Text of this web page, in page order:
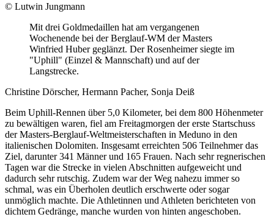
© Lutwin Jungmann
Mit drei Goldmedaillen hat am vergangenen
Wochenende bei der Berglauf-WM der Masters
Winfried Huber geglänzt. Der Rosenheimer siegte im
"Uphill" (Einzel & Mannschaft) und auf der
Langstrecke.
Christine Dörscher, Hermann Pacher, Sonja Deiß
Beim Uphill-Rennen über 5,0 Kilometer, bei dem 800 Höhenmeter
zu bewältigen waren, fiel am Freitagmorgen der erste Startschuss
der Masters-Berglauf-Weltmeisterschaften in Meduno in den
italienischen Dolomiten. Insgesamt erreichten 506 Teilnehmer das
Ziel, darunter 341 Männer und 165 Frauen. Nach sehr regnerischen
Tagen war die Strecke in vielen Abschnitten aufgeweicht und
dadurch sehr rutschig. Zudem war der Weg nahezu immer so
schmal, was ein Überholen deutlich erschwerte oder sogar
unmöglich machte. Die Athletinnen und Athleten berichteten von
dichtem Gedränge, manche wurden von hinten angeschoben.